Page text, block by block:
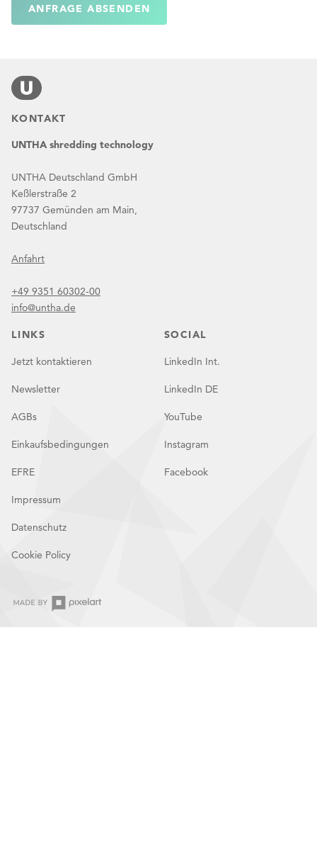
ANFRAGE ABSENDEN
KONTAKT
UNTHA shredding technology
UNTHA Deutschland GmbH
Keßlerstraße 2
97737 Gemünden am Main,
Deutschland
Anfahrt
+49 9351 60302-00
info@untha.de
LINKS
Jetzt kontaktieren
Newsletter
AGBs
Einkaufsbedingungen
EFRE
Impressum
Datenschutz
Cookie Policy
SOCIAL
LinkedIn Int.
LinkedIn DE
YouTube
Instagram
Facebook